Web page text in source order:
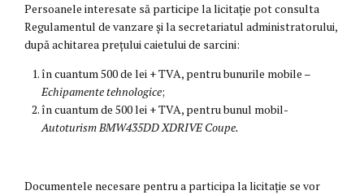
Persoanele interesate să participe la licitație pot consulta
Regulamentul de vanzare și la secretariatul administratorului,
după achitarea prețului caietului de sarcini:
în cuantum 500 de lei + TVA, pentru bunurile mobile –
Echipamente tehnologice;
în cuantum de 500 lei + TVA, pentru bunul mobil-
Autoturism BMW435DD XDRIVE Coupe.
Documentele necesare pentru a participa la licitație se vor